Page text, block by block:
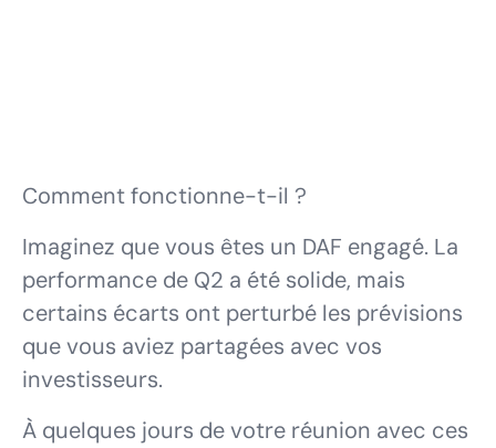
Comment fonctionne-t-il ?
Imaginez que vous êtes un DAF engagé. La
performance de Q2 a été solide, mais
certains écarts ont perturbé les prévisions
que vous aviez partagées avec vos
investisseurs.
À quelques jours de votre réunion avec ces